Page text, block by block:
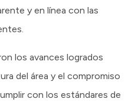
y en línea con las
los avances logrados
del área y el compromiso
con los estándares de